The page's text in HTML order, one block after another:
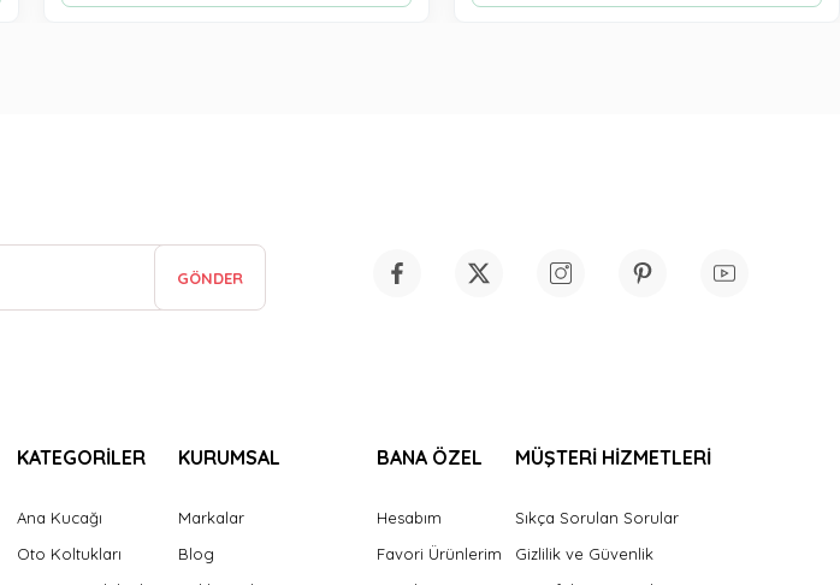
GÖNDER
KATEGORİLER
Ana Kucağı
Oto Koltukları
KURUMSAL
Markalar
Blog
BANA ÖZEL
Hesabım
Favori Ürünlerim
MÜŞTERİ HİZMETLERİ
Sıkça Sorulan Sorular
Gizlilik ve Güvenlik